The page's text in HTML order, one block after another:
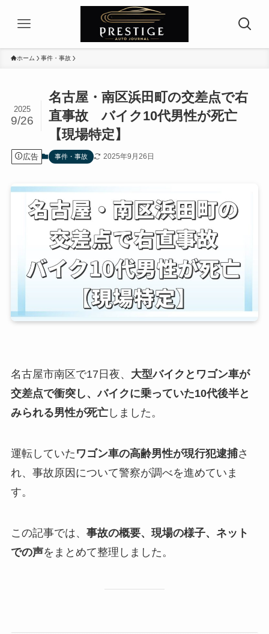
ホーム 事件・事故
名古屋・南区浜田町の交差点で右
直事故 バイク10代男性が死亡
【現場特定】
2025
9/26
広告 事件・事故 2025年9月26日
名古屋市南区で17日夜、 大型バイクとワゴン車が
交差点で衝突し、バイクに乗っていた10代後半と
みられる男性が死亡しました。
運転していた ワゴン車の高齢男性が現行犯逮捕さ
れ、事故原因について警察が調べを進めていま
す。
この記事では、 事故の概要、現場の様子、ネット
での声をまとめて整理しました。